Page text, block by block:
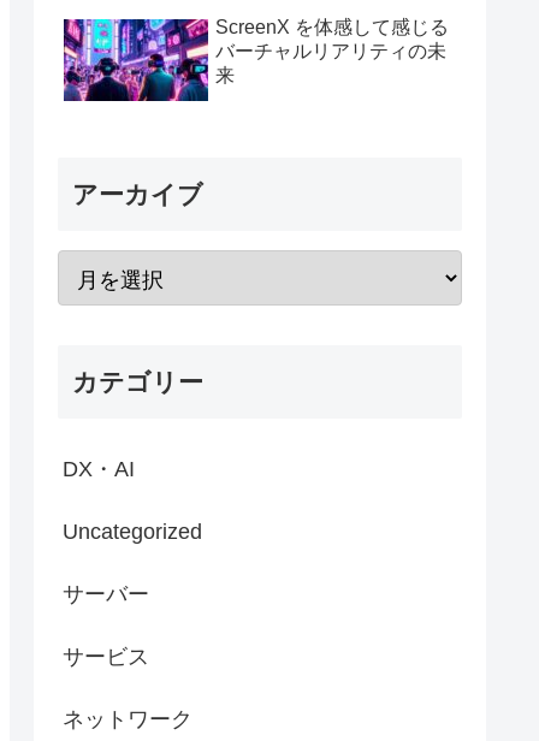
ScreenX を体感して感じる
バーチャルリアリティの未
来
アーカイブ
カテゴリー
DX・AI
Uncategorized
サーバー
サービス
ネットワーク